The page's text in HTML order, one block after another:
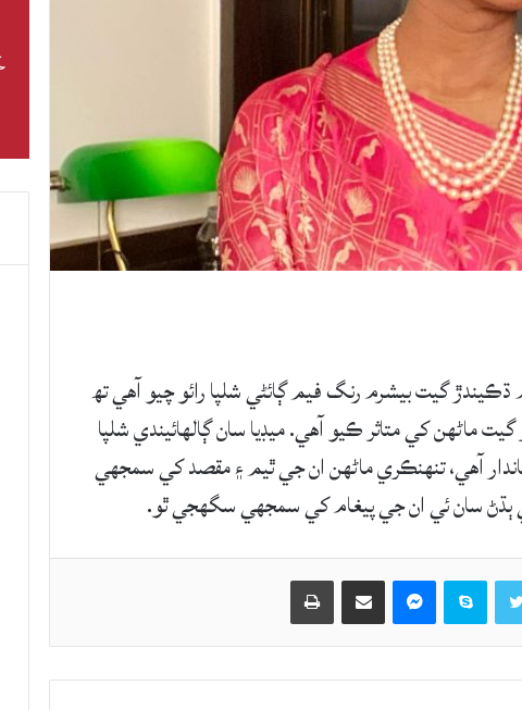
گيت بيشرم رنگ فيم ڳائڻي شلپا رائو چيو آهي تھ
ماڻهن کي متاثر ڪيو آهي. ميڊيا سان ڳالهائيندي شلپا
آهي، تنهنڪري ماڻهن ان جي ٿيم ۽ مقصد کي سمجهي
سان ئي ان جي پيغام کي سمجهي سگهجي ٿو.
Skype حصيداري ڪريو اي ميل ذريعي